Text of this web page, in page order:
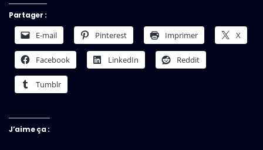
Partager :
E-mail Pinterest Imprimer X
Facebook LinkedIn Reddit
Tumblr
J’aime ça :